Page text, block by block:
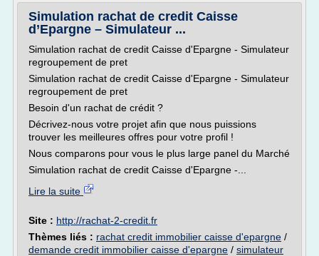
Simulation rachat de credit Caisse
d’Epargne – Simulateur ...
Simulation rachat de credit Caisse d'Epargne - Simulateur
regroupement de pret
Simulation rachat de credit Caisse d'Epargne - Simulateur
regroupement de pret
Besoin d'un rachat de crédit ?
Décrivez-nous votre projet afin que nous puissions
trouver les meilleures offres pour votre profil !
Nous comparons pour vous le plus large panel du Marché
Simulation rachat de credit Caisse d'Epargne -...
Lire la suite
Site : http://rachat-2-credit.fr
Thèmes liés : rachat credit immobilier caisse d'epargne /
demande credit immobilier caisse d'epargne / simulateur